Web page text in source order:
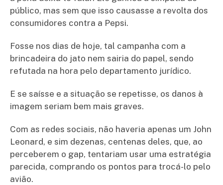
público, mas sem que isso causasse a revolta dos
consumidores contra a Pepsi.
Fosse nos dias de hoje, tal campanha com a
brincadeira do jato nem sairia do papel, sendo
refutada na hora pelo departamento jurídico.
E se saísse e a situação se repetisse, os danos à
imagem seriam bem mais graves.
Com as redes sociais, não haveria apenas um John
Leonard, e sim dezenas, centenas deles, que, ao
perceberem o gap, tentariam usar uma estratégia
parecida, comprando os pontos para trocá-lo pelo
avião.